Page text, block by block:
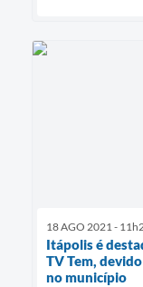
18 AGO 2021 -
Itápolis é
TV Tem,
no município